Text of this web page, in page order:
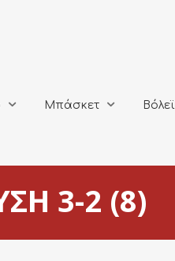
Μπάσκετ Βόλεϊ
3-2 (8)